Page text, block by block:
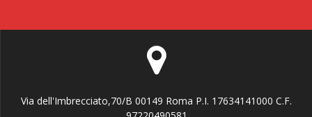
Via dell'Imbrecciato,70/B 00149 Roma P.I. 17634141000 C.F.